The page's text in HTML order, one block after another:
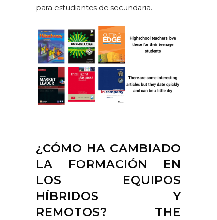
para estudiantes de secundaria.
¿CÓMO HA CAMBIADO
LA FORMACIÓN EN
LOS EQUIPOS
HÍBRIDOS Y
REMOTOS? THE